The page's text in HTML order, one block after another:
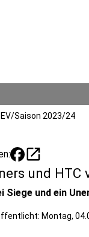
EV/Saison 2023/24
open_in_new
und HTC
Siege und ein
Montag,